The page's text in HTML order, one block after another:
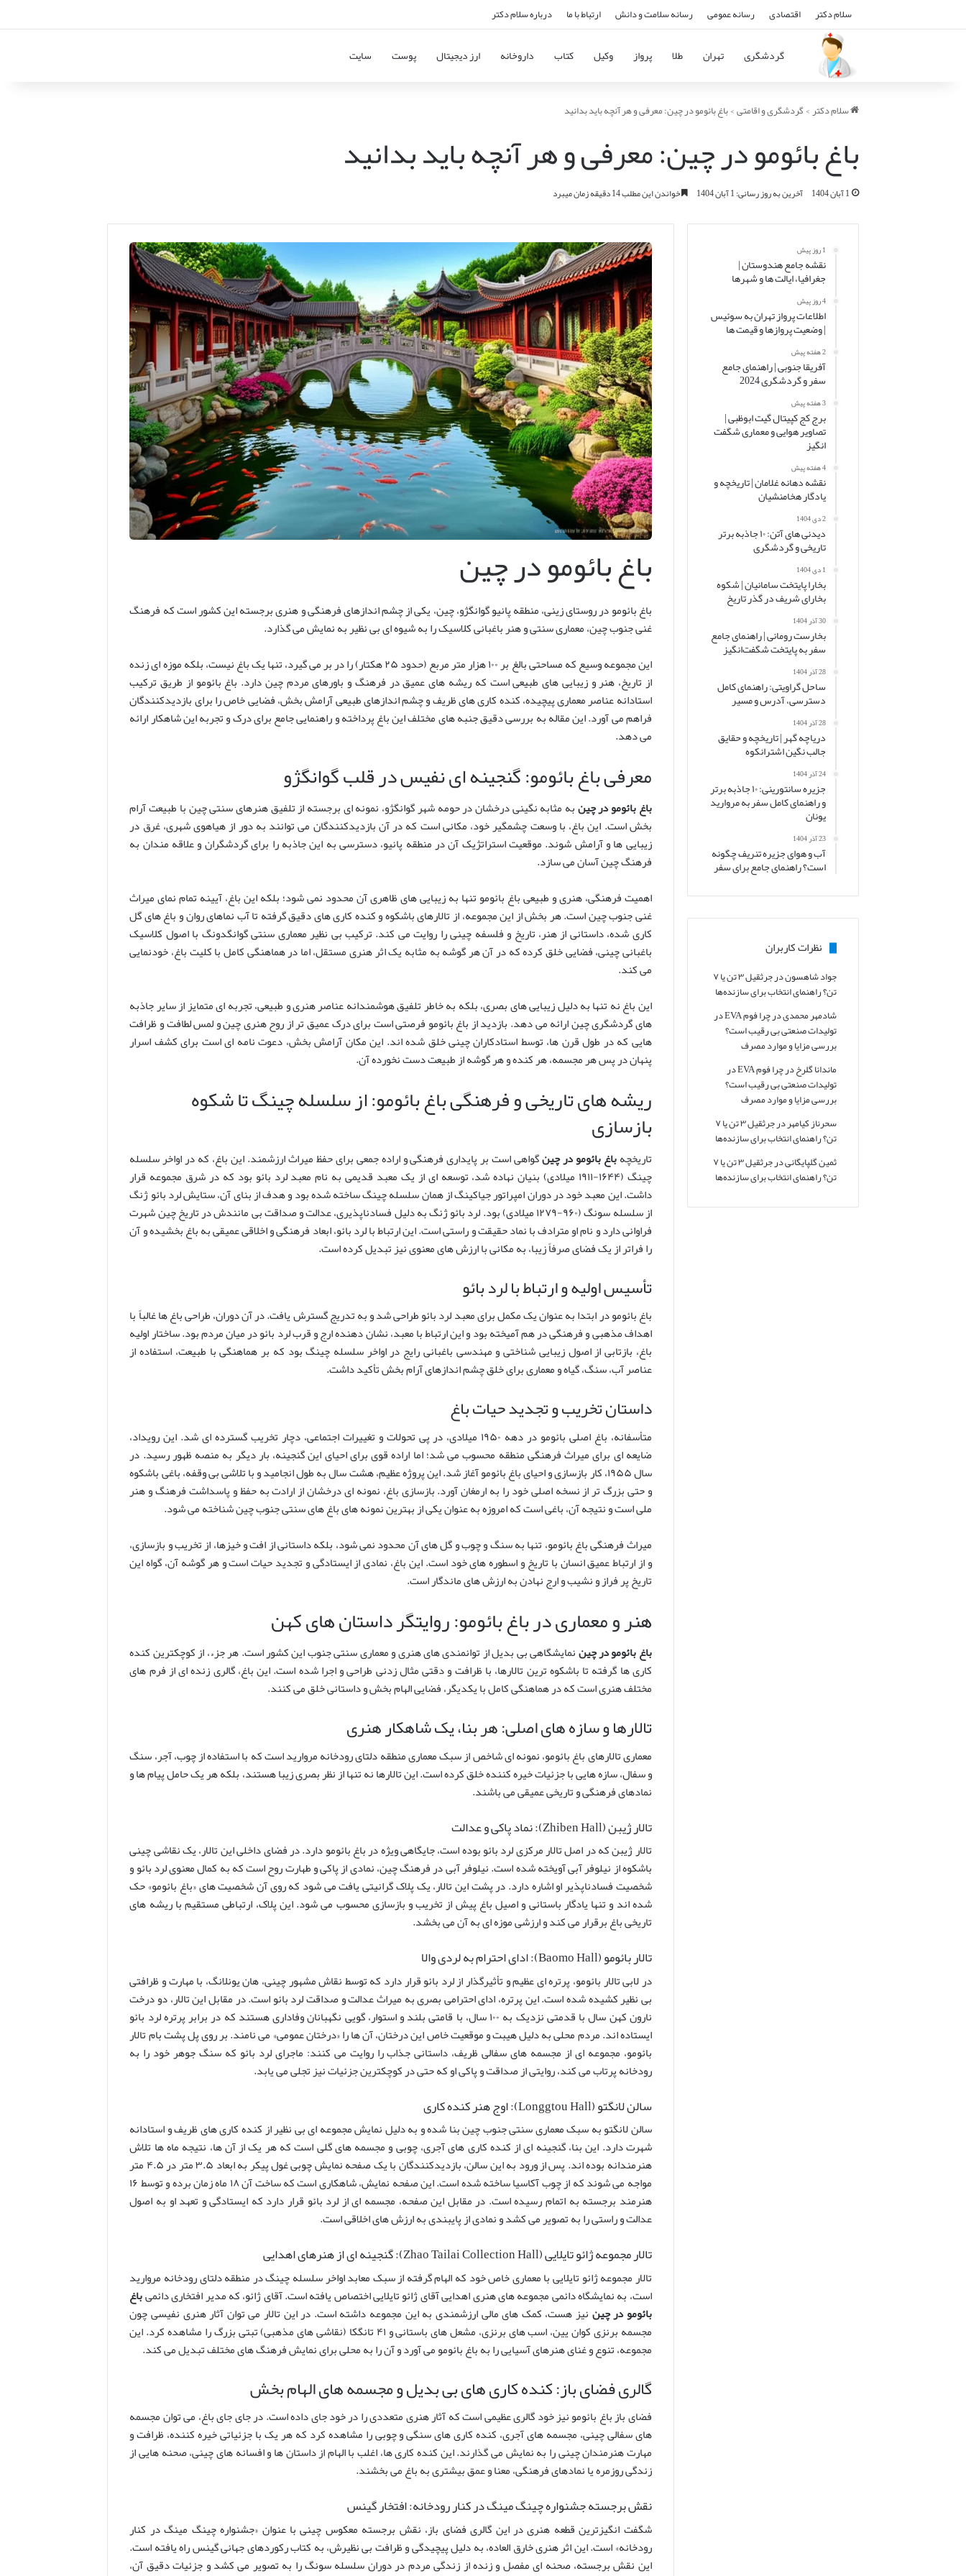
سلام دکتر اقتصادی رسانه عمومی رسانه سلامت و دانش ارتباط با ما درباره سلام دکتر
گردشگری تهران طلا پرواز وکیل کتاب داروخانه ارز دیجیتال پوست سایت
سلام دکتر>گردشگری و اقامتی>باغ بائومو در چین: معرفی و هر آنچه باید بدانید
باغ بائومو در چین: معرفی و هر آنچه باید بدانید
1 آبان 1404 آخرین به روز رسانی: 1 آبان 1404 خواندن این مطلب 14 دقیقه زمان میبرد
باغ بائومو در چین
باغ بائومو در روستای زینی، منطقه پانیو گوانگژو، چین، یکی از چشم اندازهای فرهنگی و هنری برجسته این کشور است که فرهنگ
غنی جنوب چین، معماری سنتی و هنر باغبانی کلاسیک را به شیوه ای بی نظیر به نمایش می گذارد.
این مجموعه وسیع که مساحتی بالغ بر ۱۰۰ هزار متر مربع (حدود ۲۵ هکتار) را در بر می گیرد، تنها یک باغ نیست، بلکه موزه ای زنده
از تاریخ، هنر و زیبایی های طبیعی است که ریشه های عمیق در فرهنگ و باورهای مردم چین دارد. باغ بائومو از طریق ترکیب
استادانه عناصر معماری پیچیده، کنده کاری های ظریف و چشم اندازهای طبیعی آرامش بخش، فضایی خاص را برای بازدیدکنندگان
فراهم می آورد. این مقاله به بررسی دقیق جنبه های مختلف این باغ پرداخته و راهنمایی جامع برای درک و تجربه این شاهکار ارائه
می دهد.
معرفی باغ بائومو: گنجینه ای نفیس در قلب گوانگژو
باغ بائومو در چینبه مثابه نگینی درخشان در حومه شهر گوانگژو، نمونه ای برجسته از تلفیق هنرهای سنتی چین با طبیعت آرام
بخش است. این باغ، با وسعت چشمگیر خود، مکانی است که در آن بازدیدکنندگان می توانند به دور از هیاهوی شهری، غرق در
زیبایی ها و آرامش شوند. موقعیت استراتژیک آن در منطقه پانیو، دسترسی به این جاذبه را برای گردشگران و علاقه مندان به
فرهنگ چین آسان می سازد.
اهمیت فرهنگی، هنری و طبیعی باغ بائومو تنها به زیبایی های ظاهری آن محدود نمی شود؛ بلکه این باغ، آیینه تمام نمای میراث
غنی جنوب چین است. هر بخش از این مجموعه، از تالارهای باشکوه و کنده کاری های دقیق گرفته تا آب نماهای روان و باغ های گل
کاری شده، داستانی از هنر، تاریخ و فلسفه چینی را روایت می کند. ترکیب بی نظیر معماری سنتی گوانگدونگ با اصول کلاسیک
باغبانی چینی، فضایی خلق کرده که در آن هر گوشه به مثابه یک اثر هنری مستقل، اما در هماهنگی کامل با کلیت باغ، خودنمایی
می کند.
این باغ نه تنها به دلیل زیبایی های بصری، بلکه به خاطر تلفیق هوشمندانه عناصر هنری و طبیعی، تجربه ای متمایز از سایر جاذبه
های گردشگری چین ارائه می دهد. بازدید از باغ بائومو فرصتی است برای درک عمیق تر از روح هنری چین و لمس لطافت و ظرافت
هایی که در طول قرن ها، توسط استادکاران چینی خلق شده اند. این مکان آرامش بخش، دعوت نامه ای است برای کشف اسرار
پنهان در پس هر مجسمه، هر کنده و هر گوشه از طبیعت دست نخورده آن.
ریشه های تاریخی و فرهنگی باغ بائومو: از سلسله چینگ تا شکوه
بازسازی
تاریخچهباغ بائومو در چینگواهی است بر پایداری فرهنگی و اراده جمعی برای حفظ میراث ارزشمند. این باغ، که در اواخر سلسله
چینگ (۱۶۴۴-۱۹۱۱ میلادی) بنیان نهاده شد، توسعه ای از یک معبد قدیمی به نام معبد لرد بائو بود که در شرق مجموعه قرار
داشت. این معبد خود در دوران امپراتور جیاکینگ از همان سلسله چینگ ساخته شده بود و هدف از بنای آن، ستایش لرد بائو ژنگ
از سلسله سونگ (۹۶۰-۱۲۷۹ میلادی) بود. لرد بائو ژنگ به دلیل فسادناپذیری، عدالت و صداقت بی مانندش در تاریخ چین شهرت
فراوانی دارد و نام او مترادف با نماد حقیقت و راستی است. این ارتباط با لرد بائو، ابعاد فرهنگی و اخلاقی عمیقی به باغ بخشیده و آن
را فراتر از یک فضای صرفاً زیبا، به مکانی با ارزش های معنوی نیز تبدیل کرده است.
تأسیس اولیه و ارتباط با لرد بائو
باغ بائومو در ابتدا به عنوان یک مکمل برای معبد لرد بائو طراحی شد و به تدریج گسترش یافت. در آن دوران، طراحی باغ ها غالباً با
اهداف مذهبی و فرهنگی در هم آمیخته بود و این ارتباط با معبد، نشان دهنده ارج و قرب لرد بائو در میان مردم بود. ساختار اولیه
باغ، بازتابی از اصول زیبایی شناختی و مهندسی باغبانی رایج در اواخر سلسله چینگ بود که بر هماهنگی با طبیعت، استفاده از
عناصر آب، سنگ، گیاه و معماری برای خلق چشم اندازهای آرام بخش تأکید داشت.
داستان تخریب و تجدید حیات باغ
متأسفانه، باغ اصلی بائومو در دهه ۱۹۵۰ میلادی، در پی تحولات و تغییرات اجتماعی، دچار تخریب گسترده ای شد. این رویداد،
ضایعه ای برای میراث فرهنگی منطقه محسوب می شد؛ اما اراده قوی برای احیای این گنجینه، بار دیگر به منصه ظهور رسید. در
سال ۱۹۵۵، کار بازسازی و احیای باغ بائومو آغاز شد. این پروژه عظیم، هشت سال به طول انجامید و با تلاشی بی وقفه، باغی باشکوه
و حتی بزرگ تر از نسخه اصلی خود را به ارمغان آورد. بازسازی باغ، نمونه ای درخشان از ارادت به حفظ و پاسداشت فرهنگ و هنر
ملی است و نتیجه آن، باغی است که امروزه به عنوان یکی از بهترین نمونه های باغ های سنتی جنوب چین شناخته می شود.
میراث فرهنگی باغ بائومو، تنها به سنگ و چوب و گل های آن محدود نمی شود، بلکه داستانی از افت و خیزها، از تخریب و بازسازی،
و از ارتباط عمیق انسان با تاریخ و اسطوره های خود است. این باغ، نمادی از ایستادگی و تجدید حیات است و هر گوشه آن، گواه این
تاریخ پر فراز و نشیب و ارج نهادن به ارزش های ماندگار است.
هنر و معماری در باغ بائومو: روایتگر داستان های کهن
باغ بائومو در چیننمایشگاهی بی بدیل از توانمندی های هنری و معماری سنتی جنوب این کشور است. هر جزء، از کوچکترین کنده
کاری ها گرفته تا باشکوه ترین تالارها، با ظرافت و دقتی مثال زدنی طراحی و اجرا شده است. این باغ، گالری زنده ای از فرم های
مختلف هنری است که در هماهنگی کامل با یکدیگر، فضایی الهام بخش و داستانی خلق می کنند.
تالارها و سازه های اصلی: هر بنا، یک شاهکار هنری
معماری تالارهای باغ بائومو، نمونه ای شاخص از سبک معماری منطقه دلتای رودخانه مروارید است که با استفاده از چوب، آجر، سنگ
و سفال، سازه هایی با جزئیات خیره کننده خلق کرده است. این تالارها نه تنها از نظر بصری زیبا هستند، بلکه هر یک حامل پیام ها و
نمادهای فرهنگی و تاریخی عمیقی می باشند.
تالار ژیبن (Zhiben Hall): نماد پاکی و عدالت
تالار ژیبن که در اصل تالار مرکزی لرد بائو بوده است، جایگاهی ویژه در باغ بائومو دارد. در فضای داخلی این تالار، یک نقاشی چینی
باشکوه از نیلوفر آبی آویخته شده است. نیلوفر آبی در فرهنگ چین، نمادی از پاکی و طهارت روح است که به کمال معنوی لرد بائو و
شخصیت فسادناپذیر او اشاره دارد. در پشت این تالار، یک پلاک گرانیتی یافت می شود که روی آن شخصیت های «باغ بائومو» حک
شده اند و تنها یادگار باستانی و اصیل باغ پیش از تخریب و بازسازی محسوب می شود. این پلاک، ارتباطی مستقیم با ریشه های
تاریخی باغ برقرار می کند و ارزشی موزه ای به آن می بخشد.
تالار بائومو (Baomo Hall): ادای احترام به لردی والا
در لابی تالار بائومو، پرتره ای عظیم و تأثیرگذار از لرد بائو قرار دارد که توسط نقاش مشهور چینی، هان یونلانگ، با مهارت و ظرافتی
بی نظیر کشیده شده است. این پرتره، ادای احترامی بصری به میراث عدالت و صداقت لرد بائو است. در مقابل این تالار، دو درخت
نارون کهن سال با قدمتی نزدیک به ۱۰۰ سال، با قامتی بلند و استوار، گویی نگهبانان وفاداری هستند که در برابر پرتره لرد بائو
ایستاده اند. مردم محلی به دلیل هیبت و موقعیت خاص این درختان، آن ها را «درختان عمومی» می نامند. بر روی پل پشت بام تالار
بائومو، مجموعه ای از مجسمه های سفالی ظریف، داستانی جذاب را روایت می کنند: ماجرای لرد بائو که سنگ جوهر خود را به
رودخانه پرتاب می کند، روایتی از صداقت و پاکی او که حتی در کوچکترین جزئیات نیز تجلی می یابد.
سالن لانگتو (Longgtou Hall): اوج هنر کنده کاری
سالن لانگتو به سبک معماری سنتی جنوب چین بنا شده و به دلیل نمایش مجموعه ای بی نظیر از کنده کاری های ظریف و استادانه
شهرت دارد. این بنا، گنجینه ای از کنده کاری های آجری، چوبی و مجسمه های گلی است که هر یک از آن ها، نتیجه ماه ها تلاش
هنرمندانه بوده اند. پس از ورود به این سالن، بازدیدکنندگان با یک صفحه نمایش چوبی غول پیکر به ابعاد ۳.۵ متر در ۴.۵ متر
مواجه می شوند که از چوب آکاسیا ساخته شده است. این صفحه نمایش، شاهکاری است که ساخت آن ۱۸ ماه زمان برده و توسط ۱۶
هنرمند برجسته به اتمام رسیده است. در مقابل این صفحه، مجسمه ای از لرد بائو قرار دارد که ایستادگی و تعهد او به اصول
عدالت و راستی را به تصویر می کشد و نمادی از پایبندی به ارزش های اخلاقی است.
تالار مجموعه ژائو تایلایی (Zhao Tailai Collection Hall): گنجینه ای از هنرهای اهدایی
تالار مجموعه ژائو تایلایی با معماری خاص خود که الهام گرفته از سبک معابد اواخر سلسله چینگ در منطقه دلتای رودخانه مروارید
است، به نمایشگاه دائمی مجموعه های هنری اهدایی آقای ژائو تایلایی اختصاص یافته است. آقای ژائو، که مدیر افتخاری دائمیباغ
بائومو در چین نیز هست، کمک های مالی ارزشمندی به این مجموعه داشته است. در این تالار می توان آثار هنری نفیسی چون
مجسمه برنزی کوان یین، اسب های برنزی، مشعل های باستانی و ۴۱ تانگکا (نقاشی های مذهبی) تبتی بزرگ را مشاهده کرد. این
مجموعه، تنوع و غنای هنرهای آسیایی را به باغ بائومو می آورد و آن را به محلی برای نمایش فرهنگ های مختلف تبدیل می کند.
گالری فضای باز: کنده کاری های بی بدیل و مجسمه های الهام بخش
فضای باز باغ بائومو نیز خود گالری عظیمی است که آثار هنری متعددی را در خود جای داده است. در جای جای باغ، می توان مجسمه
های سفالی چینی، مجسمه های آجری، کنده کاری های سنگی و چوبی را مشاهده کرد که هر یک با جزئیاتی خیره کننده، ظرافت و
مهارت هنرمندان چینی را به نمایش می گذارند. این کنده کاری ها، اغلب با الهام از داستان ها و افسانه های چینی، صحنه هایی از
زندگی روزمره یا نمادهای فرهنگی، معنا و عمق بیشتری به باغ می بخشند.
نقش برجسته جشنواره چینگ مینگ در کنار رودخانه: افتخار گینس
شگفت انگیزترین قطعه هنری در این گالری فضای باز، نقش برجسته معکوس چینی با عنوان «جشنواره چینگ مینگ در کنار
رودخانه» است. این اثر هنری خارق العاده، به دلیل پیچیدگی و ظرافت بی نظیرش، به کتاب رکوردهای جهانی گینس راه یافته است.
این نقش برجسته، صحنه ای مفصل و زنده از زندگی مردم در دوران سلسله سونگ را به تصویر می کشد و جزئیات دقیق آن،
1 روز پیش
نقشه جامع هندوستان |
جغرافیا، ایالت ها و شهرها
4 روز پیش
اطلاعات پرواز تهران به سوئیس
| وضعیت پروازها و قیمت ها
2 هفته پیش
آفریقا جنوبی | راهنمای جامع
سفر و گردشگری 2024
3 هفته پیش
برج کج کپیتال گیت ابوظبی |
تصاویر هوایی و معماری شگفت
انگیز
4 هفته پیش
نقشه دهانه غلامان | تاریخچه و
یادگار هخامنشیان
2 دی 1404
دیدنی های آتن: ۱۰ جاذبه برتر
تاریخی و گردشگری
1 دی 1404
بخارا پایتخت سامانیان | شکوه
بخارای شریف در گذر تاریخ
30 آذر 1404
بخارست رومانی | راهنمای جامع
سفر به پایتخت شگفت‌انگیز
28 آذر 1404
ساحل گراویتی: راهنمای کامل
دسترسی، آدرس و مسیر
28 آذر 1404
دریاچه گهر | تاریخچه و حقایق
جالب نگین اشترانکوه
24 آذر 1404
جزیره سانتورینی: ۱۰ جاذبه برتر
و راهنمای کامل سفر به مروارید
یونان
23 آذر 1404
آب و هوای جزیره تنریف چگونه
است؟ راهنمای جامع برای سفر
نظرات کاربران
جواد شاهسوندر
جرثقیل ۳ تن یا ۷
تن؟ راهنمای انتخاب برای سازنده‌ها
شادمهر محمدیدر
چرا فوم EVA در
تولیدات صنعتی بی رقیب است؟
بررسی مزایا و موارد مصرف
ماندانا گلرخدر
چرا فوم EVA در
تولیدات صنعتی بی رقیب است؟
بررسی مزایا و موارد مصرف
سحرناز کیامهردر
جرثقیل ۳ تن یا ۷
تن؟ راهنمای انتخاب برای سازنده‌ها
ثمین گلپایگانیدر
جرثقیل ۳ تن یا ۷
تن؟ راهنمای انتخاب برای سازنده‌ها